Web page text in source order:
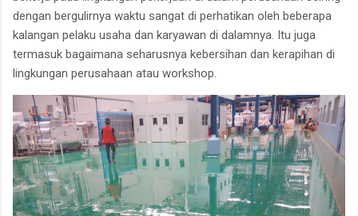
dengan bergulirnya waktu sangat di perhatikan oleh beberapa
kalangan pelaku usaha dan karyawan di dalamnya. Itu juga
termasuk bagaimana seharusnya kebersihan dan kerapihan di
lingkungan perusahaan atau workshop.